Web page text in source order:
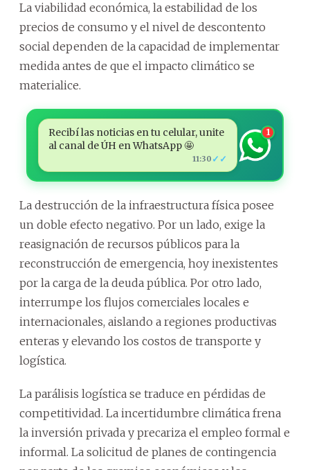
La viabilidad económica, la estabilidad de los
precios de consumo y el nivel de descontento
social dependen de la capacidad de implementar
medida antes de que el impacto climático se
materialice.
Recibí las noticias en tu celular, unite
al canal de ÚH en WhatsApp 🤩
11:30 ✓✓
1
La destrucción de la infraestructura física posee
un doble efecto negativo. Por un lado, exige la
reasignación de recursos públicos para la
reconstrucción de emergencia, hoy inexistentes
por la carga de la deuda pública. Por otro lado,
interrumpe los flujos comerciales locales e
internacionales, aislando a regiones productivas
enteras y elevando los costos de transporte y
logística.
La parálisis logística se traduce en pérdidas de
competitividad. La incertidumbre climática frena
la inversión privada y precariza el empleo formal e
informal. La solicitud de planes de contingencia